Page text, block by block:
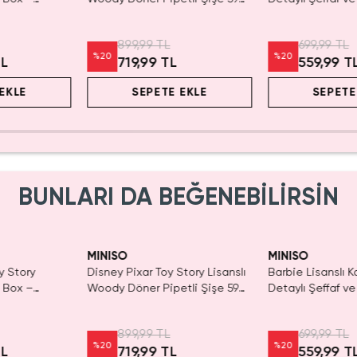
%20
899,99 TL
719,99 TL
SEPETE EKLE
%20
699,99 TL
559,99
BUNLARI DA BEĞENEBİLİRSİN
Story
Box –
MINISO
Disney Pixar Toy Story Lisanslı
Woody Döner Pipetli Şişe 590
%20
899,99 TL
719,99 TL
MINISO
Barbie Lisanslı
Detaylı Şeffaf
%20
699,99 TL
559,99